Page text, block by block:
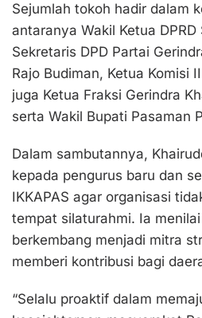
Sejumlah tokoh hadir dalam
antaranya Wakil Ketua
Sekretaris DPD Partai
Rajo Budiman, Ketua Komisi
juga Ketua Fraksi Gerindra
serta Wakil Bupati Pasaman
Dalam sambutannya,
kepada pengurus baru dan
IKKAPAS agar organisasi
tempat silaturahmi. Ia menilai
berkembang menjadi mitra
memberi kontribusi bagi
“Selalu proaktif dalam